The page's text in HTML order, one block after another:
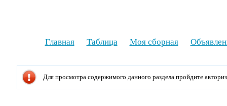
Главная Таблица Моя сборная
Для просмотра содержимого данного раздела пройдите